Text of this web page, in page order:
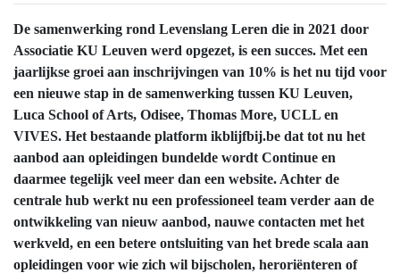
De samenwerking rond Levenslang Leren die in 2021 door
Associatie KU Leuven werd opgezet, is een succes. Met een
jaarlijkse groei aan inschrijvingen van 10% is het nu tijd voor
een nieuwe stap in de samenwerking tussen KU Leuven,
Luca School of Arts, Odisee, Thomas More, UCLL en
VIVES. Het bestaande platform ikblijfbij.be dat tot nu het
aanbod aan opleidingen bundelde wordt Continue en
daarmee tegelijk veel meer dan een website. Achter de
centrale hub werkt nu een professioneel team verder aan de
ontwikkeling van nieuw aanbod, nauwe contacten met het
werkveld, en een betere ontsluiting van het brede scala aan
opleidingen voor wie zich wil bijscholen, heroriënteren of